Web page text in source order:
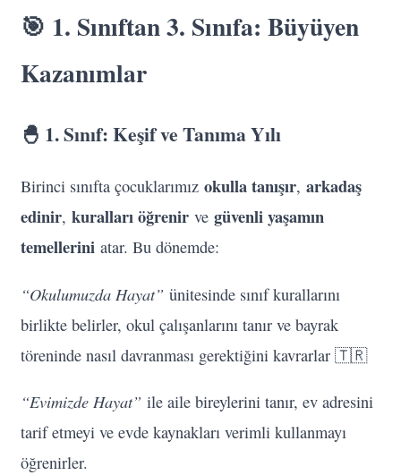
🎯 1. Sınıftan 3. Sınıfa: Büyüyen
Kazanımlar
🐣 1. Sınıf: Keşif ve Tanıma Yılı
Birinci sınıfta çocuklarımız okulla tanışır, arkadaş
edinir, kuralları öğrenir ve güvenli yaşamın
temellerini atar. Bu dönemde:
“Okulumuzda Hayat” ünitesinde sınıf kurallarını
birlikte belirler, okul çalışanlarını tanır ve bayrak
töreninde nasıl davranması gerektiğini kavrarlar 🇹🇷
“Evimizde Hayat” ile aile bireylerini tanır, ev adresini
tarif etmeyi ve evde kaynakları verimli kullanmayı
öğrenirler.